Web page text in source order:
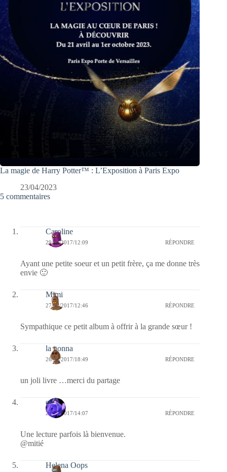
La magie de Harry Potter™ : L’Exposition à Paris Expo
23/04/2023
5 commentaires
Caroline
29/04/2017/12:09 RÉPONDRE
Ayant une petite soeur et un petit frère, ça me donne très
envie 🙂
Mimi
27/04/2017/12:46 RÉPONDRE
Sympathique ce petit album à offrir à la grande sœur !
la nonna
26/04/2017/18:49 RÉPONDRE
un joli livre …merci du partage
covix
26/04/2017/14:07 RÉPONDRE
Une lecture parfois là bienvenue.
@mitié
Helena Oops